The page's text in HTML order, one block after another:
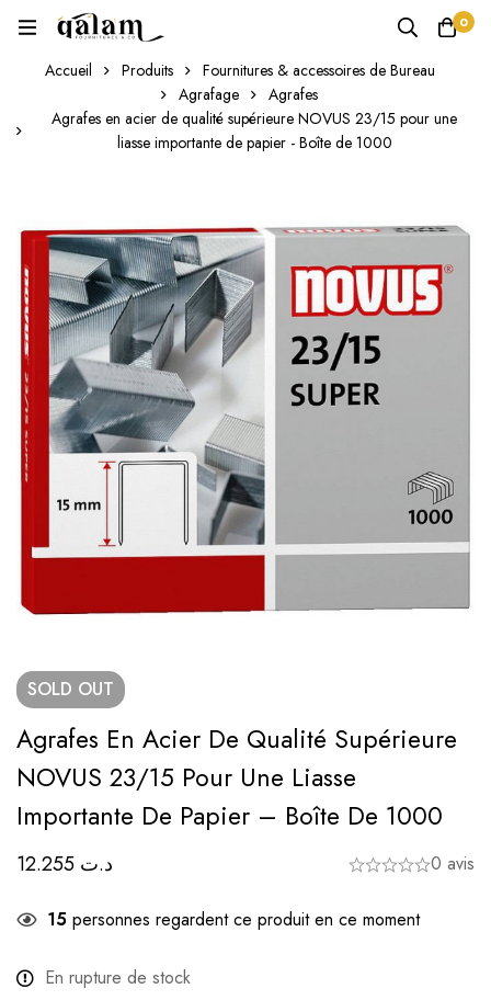
0
Accueil Produits
Fournitures & accessoires de Bureau
Agrafage
Agrafes
Agrafes en acier de qualité supérieure NOVUS 23/15 pour une
liasse importante de papier - Boîte de 1000
SOLD OUT
Agrafes En Acier De Qualité Supérieure
NOVUS 23/15 Pour Une Liasse
Importante De Papier – Boîte De 1000
د.ت 0 avis
15 personnes regardent ce produit en ce moment
En rupture de stock